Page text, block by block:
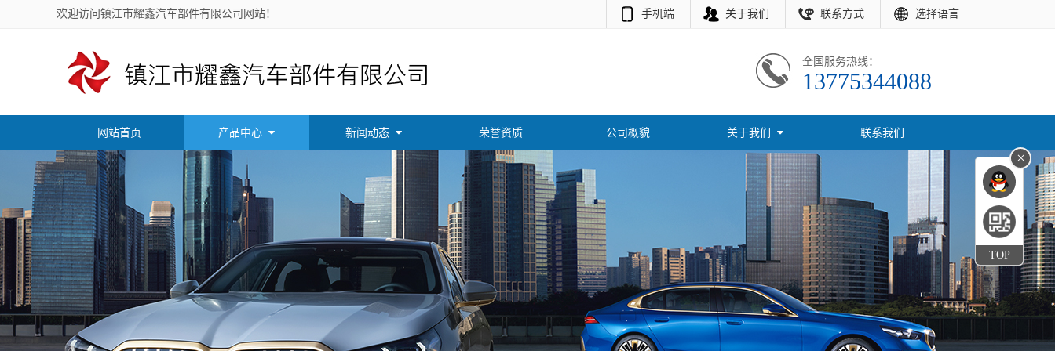
欢迎访问镇江市耀鑫汽车部件有限公司网站！ 手机端 关于我们 联系方式 选择语言
全国服务热线：
13775344088
网站首页 产品中心 新闻动态 荣誉资质 公司概貌 关于我们 联系我们
TOP
×